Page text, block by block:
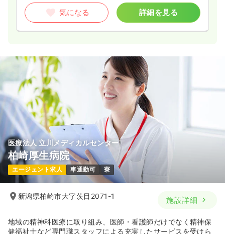
気になる 詳細を見る
医療法人 立川メディカルセンター
柏崎厚生病院
エージェント求人 車通勤可 寮
新潟県柏崎市大字茨目2071-1 施設詳細
地域の精神科医療に取り組み、医師・看護師だけでなく精神保
健福祉士など専門職スタッフによる充実したサービスを受けら